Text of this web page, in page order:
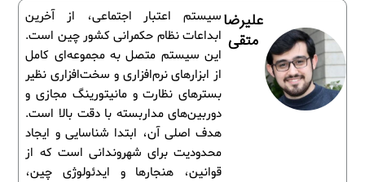
سیستم اعتبار اجتماعی، از آخرین
ابداعات نظام حکمرانی کشور چین است.
این سیستم متصل به مجموعه‌‌ای کامل
از ابزارهای نرم‌افزاری و سخت‌افزاری نظیر
بسترهای نظارت و مانیتورینگ مجازی و
دوربین‌های مداربسته با دقت بالا است.
هدف اصلی آن، ابتدا شناسایی و ایجاد
محدودیت برای شهروندانی است که از
قوانین، هنجارها و ایدئولوژی چین،
علیرضا
متقی